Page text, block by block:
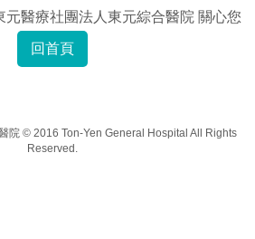
元醫療社團法人東元綜合醫院 關心您
回首頁
院 © 2016 Ton-Yen General Hospital All Rights
Reserved.